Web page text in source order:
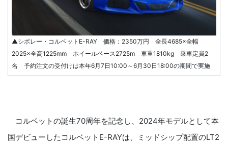
▲シボレー・コルベットE-RAY 価格：2350万円 全長4685×全幅
2025×全高1225mm ホイールベース2725m 車重1810kg 乗車定員2
名 予約注文の受付けは本年6月7日10:00～6月30日18:00の期間で実施
コルベットの誕生70周年を記念し、2024年モデルとして本
国デビューしたコルベットE-RAYは、ミッドシップ配置のLT2